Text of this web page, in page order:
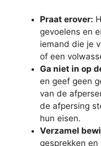
Praat erover:
gevoelens en
iemand die je
of een
Ga niet in op
en geef geen
van de
de afpersing
hun eisen.
Verzamel
gesprekken